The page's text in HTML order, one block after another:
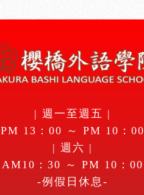
| 週一至週五 |
PM 13：00 ～ PM 10：00
| 週六 |
AM10：30 ～ PM 10：00
-例假日休息-